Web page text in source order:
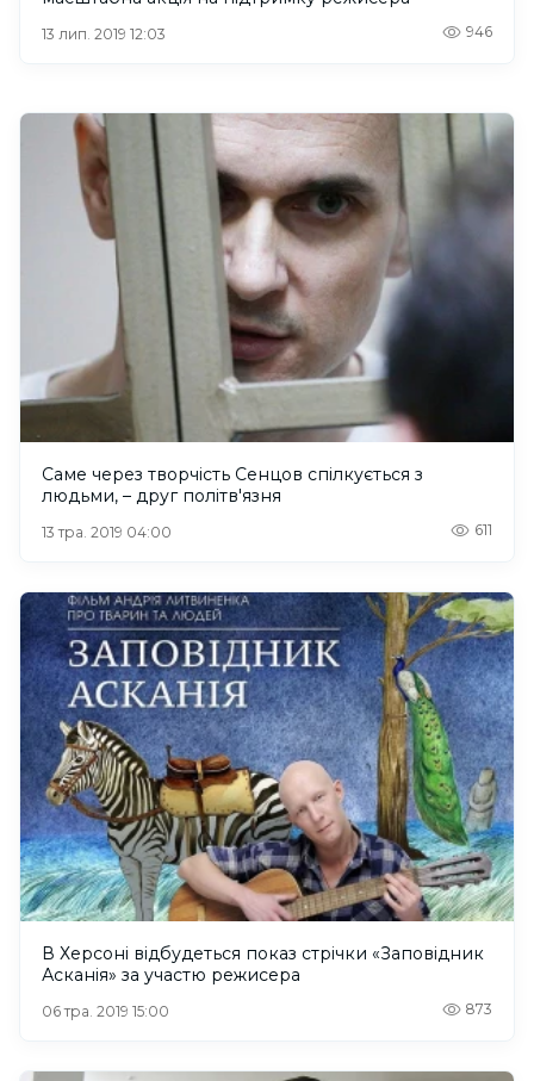
13 лип. 2019 12:03 946
Саме через творчість Сенцов спілкується з
людьми, – друг політв'язня
13 тра. 2019 04:00 611
В Херсоні відбудеться показ стрічки «Заповідник
Асканія» за участю режисера
06 тра. 2019 15:00 873